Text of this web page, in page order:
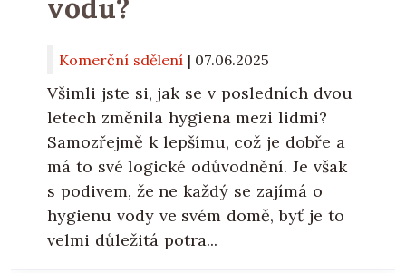
Komerční sdělení | 07.06.2025
Všimli jste si, jak se v posledních dvou
letech změnila hygiena mezi lidmi?
Samozřejmě k lepšímu, což je dobře a
má to své logické odůvodnění. Je však
s podivem, že ne každý se zajímá o
hygienu vody ve svém domě, byť je to
velmi důležitá potra...